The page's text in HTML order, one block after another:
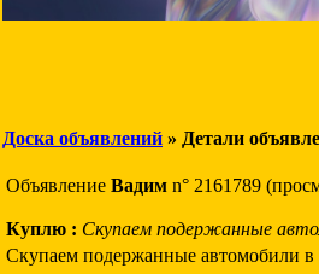
Доска объявлений » Детали
Объявление Вадим n° 2161789
Куплю : Скупаем подержанные
Скупаем подержанные автомобили